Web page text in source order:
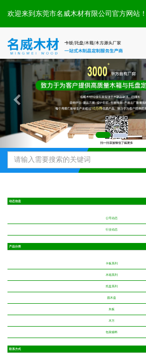
欢迎来到东莞市名威木材有限公司官方网站！
动态信息
公司动态
行业动态
产品分类
卡板系列
木箱系列
托盘系列
圆木盘
夹板
木方
包装辅料
联系方式